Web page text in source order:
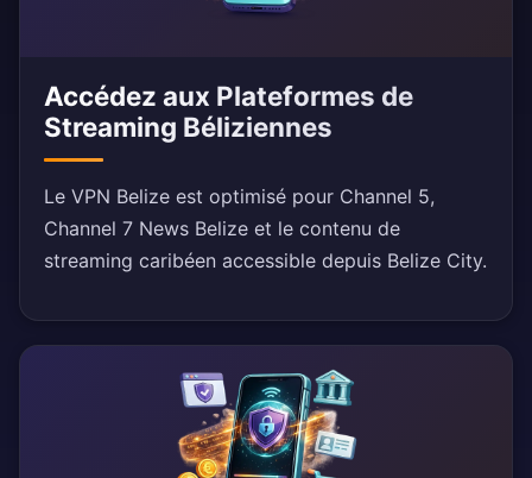
Accédez aux Plateformes de
Streaming Béliziennes
Le VPN Belize est optimisé pour Channel 5,
Channel 7 News Belize et le contenu de
streaming caribéen accessible depuis Belize City.